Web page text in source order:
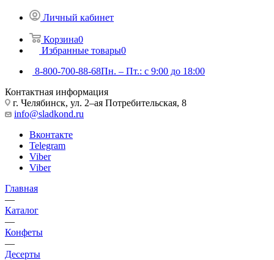
Личный кабинет
Корзина0
Избранные товары0
8-800-700-88-68Пн. – Пт.: с 9:00 до 18:00
Контактная информация
г. Челябинск, ул. 2–ая Потребительская, 8
info@sladkond.ru
Вконтакте
Telegram
Viber
Viber
Главная
—
Каталог
—
Конфеты
—
Десерты